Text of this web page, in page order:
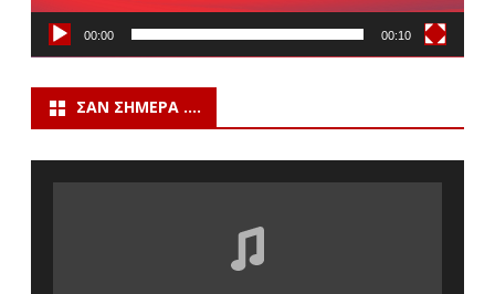
00:00 00:10
ΣΑΝ ΣΉΜΕΡΑ ….